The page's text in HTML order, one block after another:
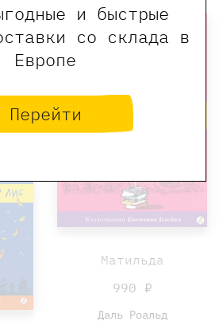
и быстрые
со склада в
Европе
Перейти
Матильда
990 ₽
Даль Роальд